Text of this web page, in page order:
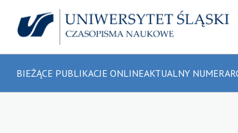
BIEŻĄCE PUBLIKACJE ONLINEAKTUALNY NUMER